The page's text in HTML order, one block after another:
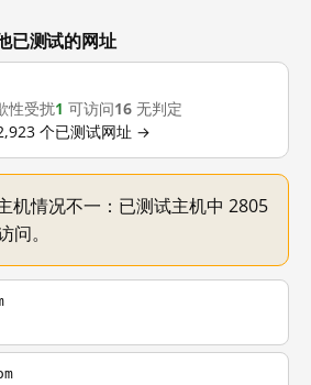
测试的网址
性受扰1 可访问16 无判定
个已测试网址 →
机情况不一：已测试主机中 2805
。